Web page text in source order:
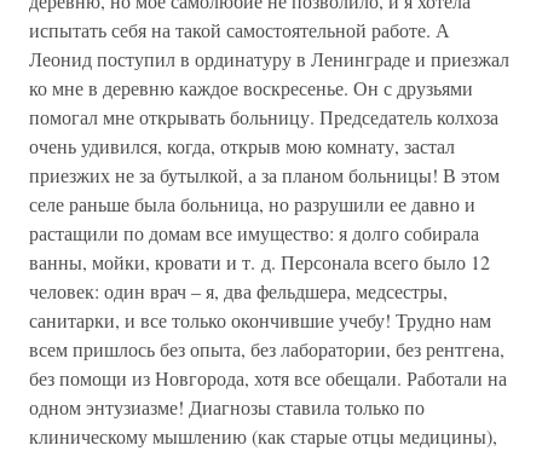
испытать себя на такой самостоятельной работе. А
Леонид поступил в ординатуру в Ленинграде и приезжал
ко мне в деревню каждое воскресенье. Он с друзьями
помогал мне открывать больницу. Председатель колхоза
очень удивился, когда, открыв мою комнату, застал
приезжих не за бутылкой, а за планом больницы! В этом
селе раньше была больница, но разрушили ее давно и
растащили по домам все имущество: я долго собирала
ванны, мойки, кровати и т. д. Персонала всего было 12
человек: один врач – я, два фельдшера, медсестры,
санитарки, и все только окончившие учебу! Трудно нам
всем пришлось без опыта, без лаборатории, без рентгена,
без помощи из Новгорода, хотя все обещали. Работали на
одном энтузиазме! Диагнозы ставила только по
клиническому мышлению (как старые отцы медицины),